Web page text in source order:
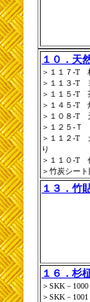
１０．天
＞１１７-T
＞１１３-T
＞１１５-T
＞１４５-T
＞１０８-T
＞１２５-Ｔ
＞１１２-T
り
＞１１０-T
＞竹炭シー
１３．竹
１６．杉
＞SKK－
＞SKK－